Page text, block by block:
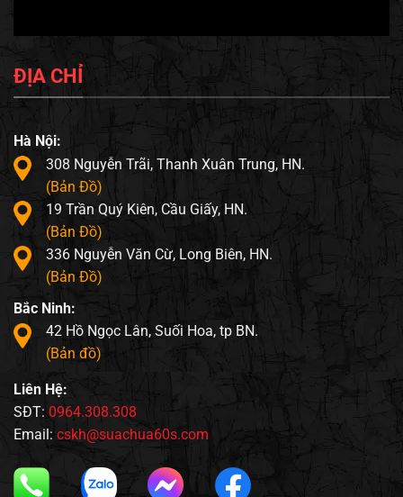
ĐỊA CHỈ
Hà Nội:
308 Nguyễn Trãi, Thanh Xuân Trung, HN.
(Bản Đồ)
19 Trần Quý Kiên, Cầu Giấy, HN.
(Bản Đồ)
336 Nguyễn Văn Cừ, Long Biên, HN.
(Bản Đồ)
Bắc Ninh:
42 Hồ Ngọc Lân, Suối Hoa, tp BN.
(Bản đồ)
Liên Hệ:
SĐT: 0964.308.308
Email: cskh@suachua60s.com